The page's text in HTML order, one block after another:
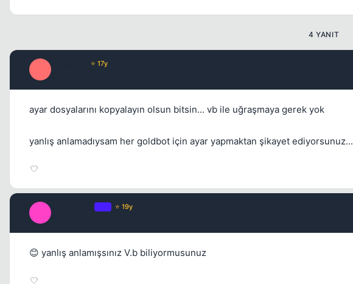
4 YANIT
⭐ 17y
ayar dosyalarını kopyalayın olsun bitsin... vb ile uğraşmaya gerek yok
yanlış anlamadıysam her goldbot için ayar yapmaktan şikayet ediyorsunuz...
⭐ 19y
😊 yanlış anlamışsınız V.b biliyormusunuz